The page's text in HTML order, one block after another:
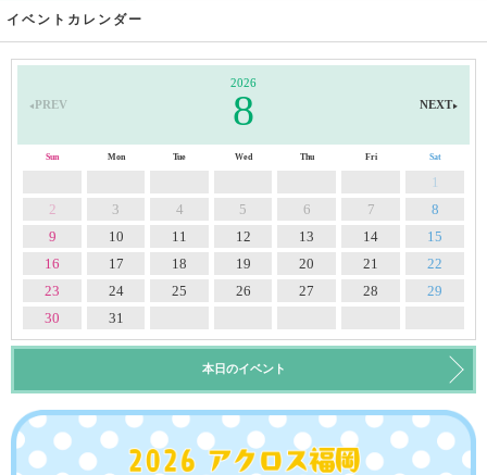
イベントカレンダー
◀︎
2026
8 ▶︎
Sun Mon Tue Wed Thu Fri Sat
1
2
3 4 5 6 7
8
9
10 11 12 13 14
15
16
17 18 19 20 21
22
23
24 25 26 27 28
29
30
31
本日のイベント